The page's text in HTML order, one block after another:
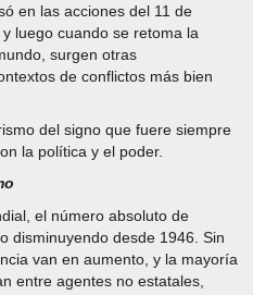
en las acciones del 11 de
luego cuando se retoma la
surgen otras
de conflictos más bien
del signo que fuere siempre
la política y el poder.
el número absoluto de
disminuyendo desde 1946. Sin
van en aumento, y la mayoría
entre agentes no estatales,